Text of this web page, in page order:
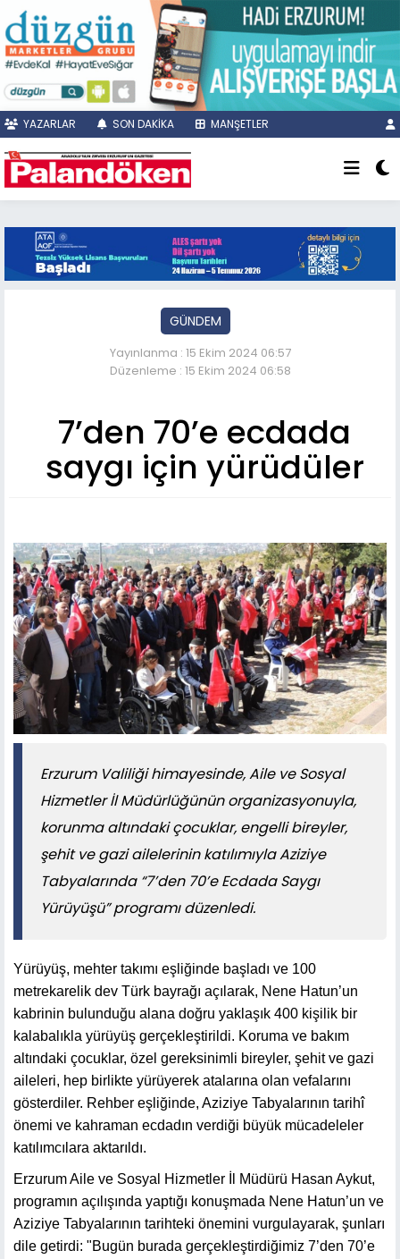
YAZARLAR SON DAKİKA MANŞETLER
GÜNDEM
Yayınlanma : 15 Ekim 2024 06:57
Düzenleme : 15 Ekim 2024 06:58
7’den 70’e ecdada
saygı için yürüdüler
Erzurum Valiliği himayesinde, Aile ve Sosyal
Hizmetler İl Müdürlüğünün organizasyonuyla,
korunma altındaki çocuklar, engelli bireyler,
şehit ve gazi ailelerinin katılımıyla Aziziye
Tabyalarında “7’den 70’e Ecdada Saygı
Yürüyüşü” programı düzenledi.
Yürüyüş, mehter takımı eşliğinde başladı ve 100
metrekarelik dev Türk bayrağı açılarak, Nene Hatun’un
kabrinin bulunduğu alana doğru yaklaşık 400 kişilik bir
kalabalıkla yürüyüş gerçekleştirildi. Koruma ve bakım
altındaki çocuklar, özel gereksinimli bireyler, şehit ve gazi
aileleri, hep birlikte yürüyerek atalarına olan vefalarını
gösterdiler. Rehber eşliğinde, Aziziye Tabyalarının tarihî
önemi ve kahraman ecdadın verdiği büyük mücadeleler
katılımcılara aktarıldı.
Erzurum Aile ve Sosyal Hizmetler İl Müdürü Hasan Aykut,
programın açılışında yaptığı konuşmada Nene Hatun’un ve
Aziziye Tabyalarının tarihteki önemini vurgulayarak, şunları
dile getirdi: "Bugün burada gerçekleştirdiğimiz 7’den 70’e